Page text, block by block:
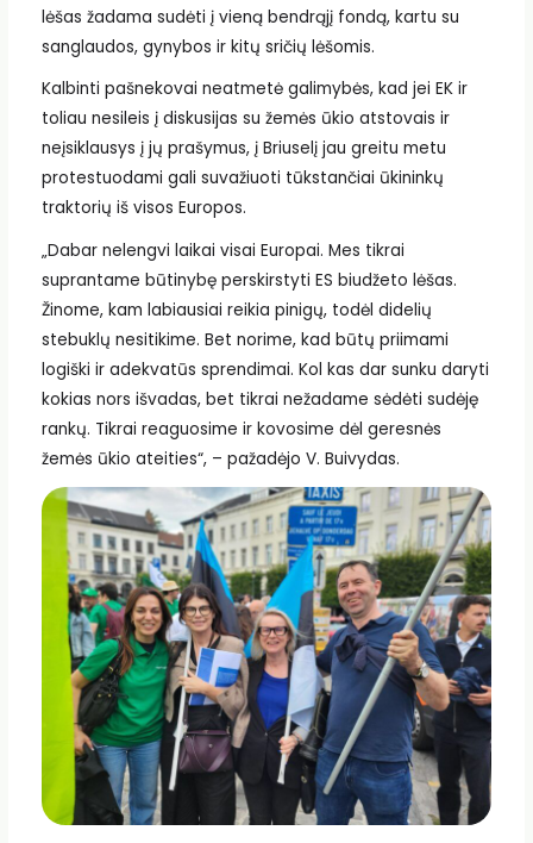
lėšas žadama sudėti į vieną bendrąjį fondą, kartu su
sanglaudos, gynybos ir kitų sričių lėšomis.
Kalbinti pašnekovai neatmetė galimybės, kad jei EK ir
toliau nesileis į diskusijas su žemės ūkio atstovais ir
neįsiklausys į jų prašymus, į Briuselį jau greitu metu
protestuodami gali suvažiuoti tūkstančiai ūkininkų
traktorių iš visos Europos.
„Dabar nelengvi laikai visai Europai. Mes tikrai
suprantame būtinybę perskirstyti ES biudžeto lėšas.
Žinome, kam labiausiai reikia pinigų, todėl didelių
stebuklų nesitikime. Bet norime, kad būtų priimami
logiški ir adekvatūs sprendimai. Kol kas dar sunku daryti
kokias nors išvadas, bet tikrai nežadame sėdėti sudėję
rankų. Tikrai reaguosime ir kovosime dėl geresnės
žemės ūkio ateities“, – pažadėjo V. Buivydas.